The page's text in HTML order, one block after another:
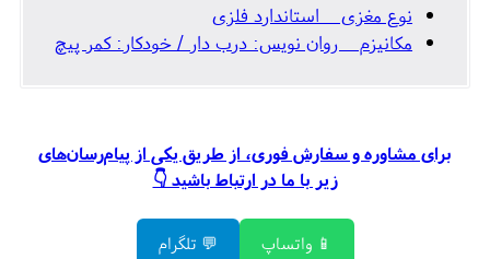
نوع مغزی استاندارد فلزی
مکانیزم روان نویس: درب دار / خودکار: کمر پیچ
برای مشاوره و سفارش فوری، از طریق یکی از پیام‌رسان‌های
زیر با ما در ارتباط باشید 👇
📱 واتساپ 💬 تلگرام